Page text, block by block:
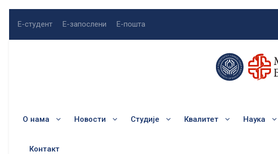
Е-студент Е-запослени Е-пошта
О нама Новости Студије Квалитет Наука
Контакт